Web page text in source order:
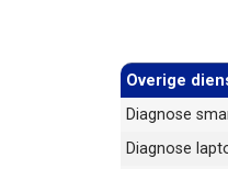
Overige
Diagnose
Diagnose